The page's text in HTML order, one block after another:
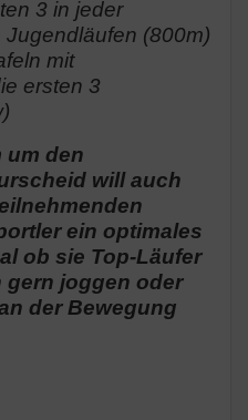
3 in jeder
(800m)
mit
ersten 3
um den
will auch
ein optimales
ob sie Top-Läufer
joggen oder
der Bewegung